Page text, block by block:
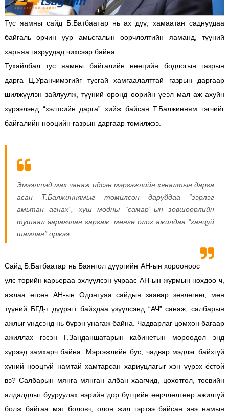
Тус яамны сайд Б.Батбаатар нь ах дүү, хамаатан саднуудаа
байгаль орчин уур амьсгалын өөрчлөлтийн яаманд, түүний
харъяа газруудад чихсээр байна.
Тухайлбал тус яамны байгалийн нөөцийн бодлогын газрын
дарга Ц.Уранчимэгийг тусгай хамгаалалттай газрын даргаар
шилжүүлэн зайлуулж, түүний оронд өөрийн үеэл мал аж ахуйн
хүрээлэнд “хэлтсийн дарга” хийж байсан Т.Балжинням гэгчийг
байгалийн нөөцийн газрын даргаар томилжээ.
Эмээлтэд мах чанаж идсэн мэргэжлийн хяналтын дарга
асан Т.Балжиннямыг томилсон даруйдаа “зэрлэг
амьтан агнах”, хуш модны “самар”-ын зөвшөөрлийн
тушаал яаравчлан гаргаж, мөнгө олох ажилдаа “ханцуй
шамлан” оржээ.
Сайд Б.Батбаатар нь Баянгол дүүргийн АН-ын хорооноос
улс төрийн карьераа эхлүүлсэн учраас АН-ын журмын нөхдөө ч,
ажлаа өгсөн АН-ын Одонтуяа сайдын заавар зөвлөгөөг, мөн
түүний БГД-т дүүрэгт байхдаа үзүүлсэнд “АЧ” санаж, салбарын
ажлыг үндсэнд нь бүрэн унагаж байна. Чадварлаг цомхон багаар
ажиллах гэсэн Г.Занданшатарын кабинетын мөрөөдөл энд
хүрээд замхарч байна. Мэргэжлийн бус, чадвар мэдлэг байхгүй
хүний нөөцгүй намтай хамтарсан хариуцлагыг хэн үүрэх ёстой
вэ? Салбарын мянга мянган албан хаагчид, цохотгол, төсвийн
алдалдлыг бууруулах нэрийн дор бүтцийн өөрчлөлтөөр ажилгүй
болж байгаа мэт боловч, олон жил гэртээ байсан энэ намын